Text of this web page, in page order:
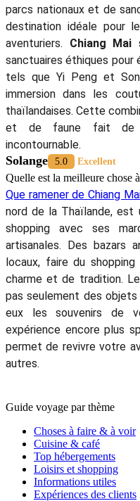
parcs nationaux et de
destination idéale pour
aventuriers. Chiang Mai
sanctuaires éthiques
tels que Yi Peng et
immersion dans les
thaïlandaises. Cette
et de faune fait de
incontournable.
Solange 5.0 Excellent
Quelle est la meilleure chose
Que ramener de Chiang
nord de la Thaïlande,
shopping avec ses
artisanales. Des bazars
locaux, faire du
charme et de tradition.
pas seulement des
eux les souvenirs de
expérience encore plus
permet de revivre votre
autres.
Guide voyage par thème
Choses à faire & à voir
Cuisine & café
Top hébergements
Loisirs et shopping
Informations utiles
Expériences des clients